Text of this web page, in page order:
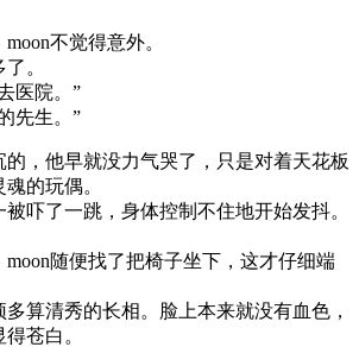
不觉得意外。
。
医院。”
先生。”
，他早就没力气哭了，只是对着天花板
的玩偶。
吓了一跳，身体控制不住地开始发抖。
随便找了把椅子坐下，这才仔细端
算清秀的长相。脸上本来就没有血色，
苍白。